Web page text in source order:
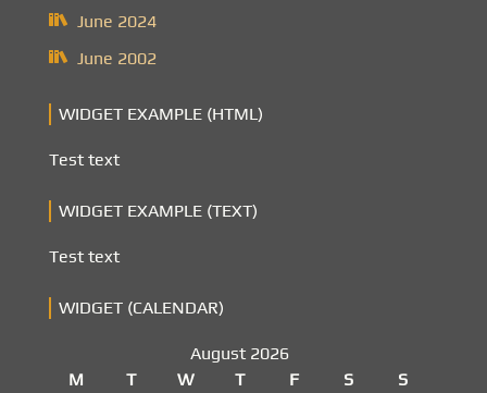
June 2024
June 2002
WIDGET EXAMPLE (HTML)
Test text
WIDGET EXAMPLE (TEXT)
Test text
WIDGET (CALENDAR)
August 2026
M
T W T F S
S